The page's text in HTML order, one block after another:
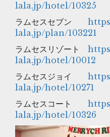
lala.jp/hotel/10325
ラムセスセブン
lala.jp/plan/103221
ラムセスリゾート
lala.jp/hotel/10012
ラムセスジョイ
lala.jp/hotel/10271
ラムセスコート
lala.jp/hotel/10326